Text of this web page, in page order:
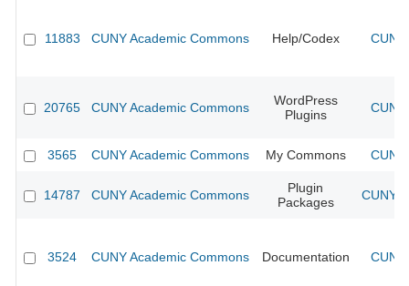
11883 CUNY Academic Commons Help/Codex
20765 CUNY Academic Commons
WordPress
Plugins
3565 CUNY Academic Commons My Commons
14787 CUNY Academic Commons
Plugin
Packages
CUNY
3524 CUNY Academic Commons Documentation